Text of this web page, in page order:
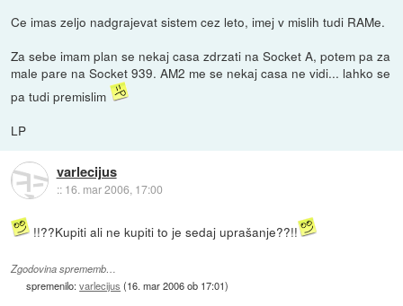
Ce imas zeljo nadgrajevat sistem cez leto, imej v mislih tudi RAMe.
Za sebe imam plan se nekaj casa zdrzati na Socket A, potem pa za
male pare na Socket 939. AM2 me se nekaj casa ne vidi... lahko se
pa tudi premislim
LP
varlecijus
:: 16. mar 2006, 17:00
!!??Kupiti ali ne kupiti to je sedaj uprašanje??!!
Zgodovina sprememb…
spremenilo:varlecijus (16. mar 2006 ob 17:01)